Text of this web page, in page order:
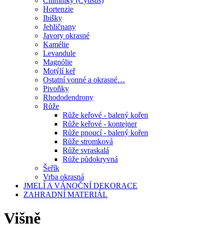
Hortenzie
Ibišky
Jehličnany
Javory okrasné
Kamélie
Levandule
Magnólie
Motýlí keř
Ostatní vonné a okrasné…
Pivoňky
Rhododendrony
Růže
Růže keřové - balený kořen
Růže keřové - kontejner
Růže pnoucí - balený kořen
Růže stromková
Růže svraskalá
Růže půdokryvná
Šeřík
Vrba okrasná
JMELÍ A VÁNOČNÍ DEKORACE
ZAHRADNÍ MATERIÁL
Višně